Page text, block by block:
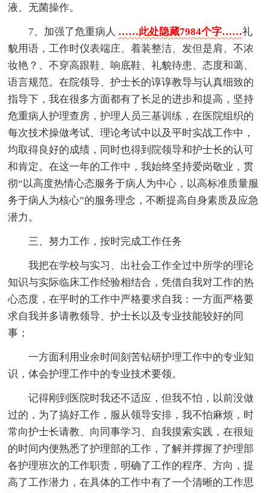
液、无菌操作。
7、加强了危重病人 ……此处隐藏7984个字……礼
貌用语，工作时仪表端庄、着装整洁、发但是肩、不浓
妆艳？、不穿高跟鞋、响底鞋、礼貌待患、态度和蔼、
语言规范。在院领导、护士长的谆谆教导与认真细致的
指导下，我在很多方面都有了长足的进步和提高，坚持
危重病人护理查房，护理人员三基训练，在医院组织的
每次技术操做考试、理论考试中以及平时实战工作中，
均取得良好的成绩，同时也得到院领导和护士长的认可
和肯定。在这一年的工作中，我始终坚持爱岗敬业，贯
彻“以高度热情心态服务于病人为中心，以高标准质量服
务于病人为核心”的服务理念，不断提高自身素质及应急
潜力。
三、努力工作，按时完成工作任务
我把在学校与实习、出社会工作全过中所学的理论
知识与实际临床工作经验相结合，凭借自我对工作的热
心态度，在平时的工作中严格要求自我：一方面严格要
求自我并多请教领导、护士长以及专业技能较好的同
事；
一方面利用业余时间刻苦钻研护理工作中的专业知
识，体会护理工作中的专业技术要领。
记得刚到医院时我还不适应，但我不怕，以前没做
过的，为了搞好工作，服从领导安排，我不怕麻烦，时
常向护士长请教、向同事学习、自我摸索实践，在很短
的时间内便熟悉了护理部的工作，了解并撑握了护理部
各护理班次的工作职责，明确了工作的程序、方向，提
高了工作潜力，在具体的工作中有了一个清晰的工作思